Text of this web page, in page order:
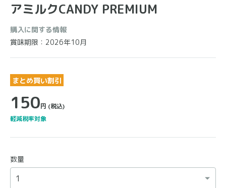
アミルクCANDY PREMIUM
購入に関する情報
賞味期限：2026年10月
まとめ買い割引
150円 (税込)
軽減税率対象
数量